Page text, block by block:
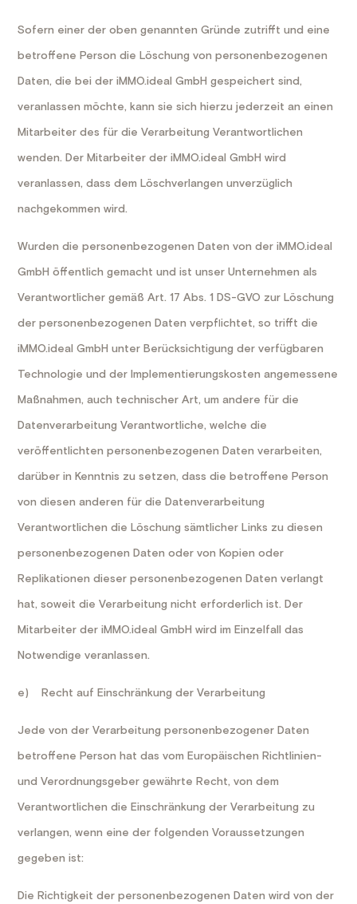
Sofern einer der oben genannten Gründe zutrifft und eine
betroffene Person die Löschung von personenbezogenen
Daten, die bei der iMMO.ideal GmbH gespeichert sind,
veranlassen möchte, kann sie sich hierzu jederzeit an einen
Mitarbeiter des für die Verarbeitung Verantwortlichen
wenden. Der Mitarbeiter der iMMO.ideal GmbH wird
veranlassen, dass dem Löschverlangen unverzüglich
nachgekommen wird.
Wurden die personenbezogenen Daten von der iMMO.ideal
GmbH öffentlich gemacht und ist unser Unternehmen als
Verantwortlicher gemäß Art. 17 Abs. 1 DS-GVO zur Löschung
der personenbezogenen Daten verpflichtet, so trifft die
iMMO.ideal GmbH unter Berücksichtigung der verfügbaren
Technologie und der Implementierungskosten angemessene
Maßnahmen, auch technischer Art, um andere für die
Datenverarbeitung Verantwortliche, welche die
veröffentlichten personenbezogenen Daten verarbeiten,
darüber in Kenntnis zu setzen, dass die betroffene Person
von diesen anderen für die Datenverarbeitung
Verantwortlichen die Löschung sämtlicher Links zu diesen
personenbezogenen Daten oder von Kopien oder
Replikationen dieser personenbezogenen Daten verlangt
hat, soweit die Verarbeitung nicht erforderlich ist. Der
Mitarbeiter der iMMO.ideal GmbH wird im Einzelfall das
Notwendige veranlassen.
e) Recht auf Einschränkung der Verarbeitung
Jede von der Verarbeitung personenbezogener Daten
betroffene Person hat das vom Europäischen Richtlinien-
und Verordnungsgeber gewährte Recht, von dem
Verantwortlichen die Einschränkung der Verarbeitung zu
verlangen, wenn eine der folgenden Voraussetzungen
gegeben ist:
Die Richtigkeit der personenbezogenen Daten wird von der